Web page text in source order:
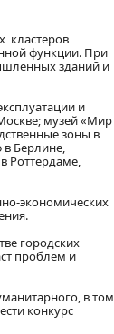
кластеров
функции. При
зданий и
и
музей «Мир
зоны в
в Берлине,
Роттердаме,
экономических
городских
проблем и
в том
конкурс